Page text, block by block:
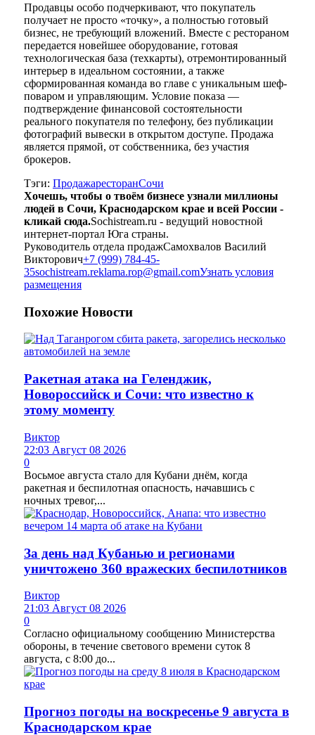
Продавцы особо подчеркивают, что покупатель
получает не просто «точку», а полностью готовый
бизнес, не требующий вложений. Вместе с рестораном
передается новейшее оборудование, готовая
технологическая база (техкарты), отремонтированный
интерьер в идеальном состоянии, а также
сформированная команда во главе с уникальным шеф-
поваром и управляющим. Условие показа —
подтверждение финансовой состоятельности
реального покупателя по телефону, без публикации
фотографий вывески в открытом доступе. Продажа
является прямой, от собственника, без участия
брокеров.
Тэги: ПродажаресторанСочи
Хочешь, чтобы о твоём бизнесе узнали миллионы
людей в Сочи, Краснодарском крае и всей России -
кликай сюда.Sochistream.ru - ведущий новостной
интернет-портал Юга страны.
Руководитель отдела продажСамохвалов Василий
Викторович+7 (999) 784-45-
35sochistream.reklama.rop@gmail.comУзнать условия
размещения
Похожие Новости
Ракетная атака на Геленджик,
Новороссийск и Сочи: что известно к
этому моменту
Виктор
22:03 Август 08 2026
0
Восьмое августа стало для Кубани днём, когда
ракетная и беспилотная опасность, начавшись с
ночных тревог,...
За день над Кубанью и регионами
уничтожено 360 вражеских беспилотников
Виктор
21:03 Август 08 2026
0
Согласно официальному сообщению Министерства
обороны, в течение светового времени суток 8
августа, с 8:00 до...
Прогноз погоды на воскресенье 9 августа в
Краснодарском крае